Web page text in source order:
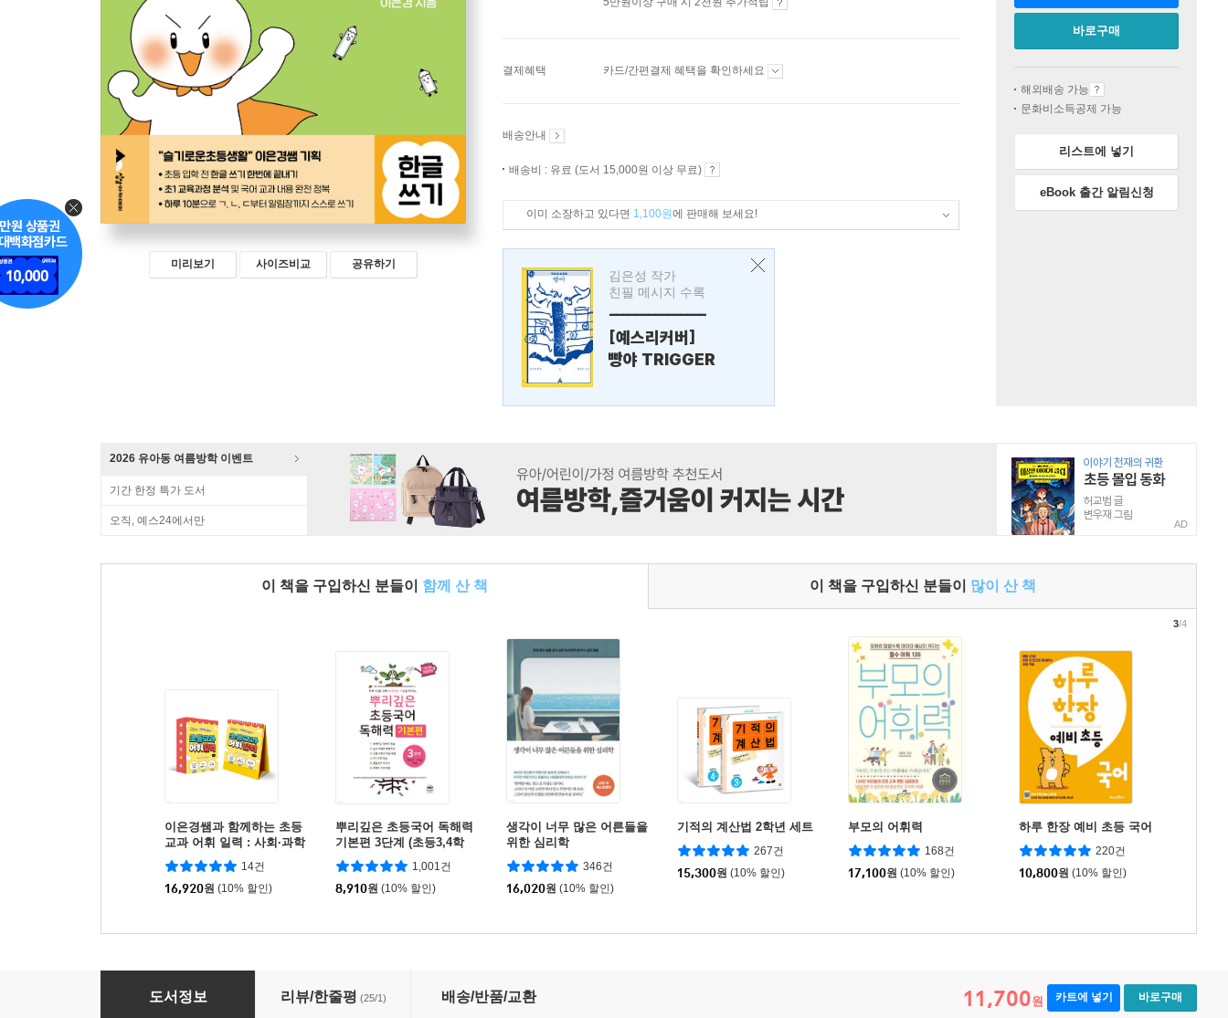
미리보기 사이즈비교 공유하기
결제혜택 카드/간편결제 혜택을 확인하세요
배송안내
배송비 : 유료 (도서 15,000원 이상 무료)
이미 소장하고 있다면 1,100원에 판매해 보세요!
김은성 작가
친필 메시지 수록
---------------
[예스리커버]
빵야 TRIGGER
바로구매
해외배송 가능
문화비소득공제 가능
리스트에 넣기
eBook 출간 알림신청
2026 유아동 여름방학 이벤트
기간 한정 특가 도서
오직, 예스24에서만 AD
이 책을 구입하신 분들이 함께 산 책 이 책을 구입하신 분들이 많이 산 책
이은경쌤과 함께하는 초등
교과 어휘 일력 : 사회·과학
14건
16,920원 (10% 할인)
뿌리깊은 초등국어 독해력
기본편 3단계 (초등3,4학
년)
1,001건
8,910원 (10% 할인)
생각이 너무 많은 어른들을
위한 심리학
346건
16,020원 (10% 할인)
기적의 계산법 2학년 세트
267건
15,300원 (10% 할인)
부모의 어휘력
168건
17,100원 (10% 할인)
하루 한장 예비 초등 국어
220건
10,800원 (10% 할인)
3/4
자신만만 1학년 한글 쓰기
도서정보 리뷰/한줄평 (25/1) 배송/반품/교환 11,700원 카트에 넣기 바로구매